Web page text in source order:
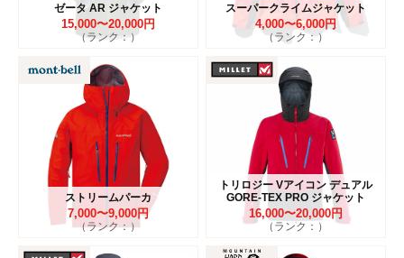
ゼータ AR ジャケット
15,000〜20,000円
（ランク：）
スーパークライムジャケット
4,000〜6,000円
（ランク：）
ストリームパーカ
7,000〜9,000円
（ランク：）
トリロジー Vアイコン デュアル
GORE-TEX PRO ジャケット
16,000〜20,000円
（ランク：）